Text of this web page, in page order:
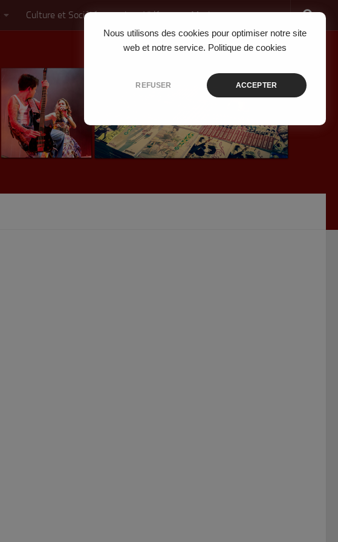
Nous utilisons des cookies pour optimiser notre site
web et notre service. Politique de cookies
REFUSER ACCEPTER
Culture et Société Jeux Vidéo Musique